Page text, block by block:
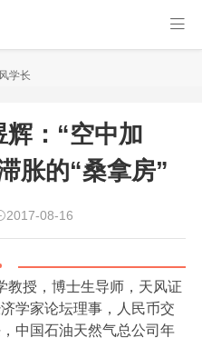
学长
辉：“空中加
胀的“桑拿房”
2017-08-16
教授，博士生导师，天风证
学家论坛理事，人民币交
中国石油天然气总公司年